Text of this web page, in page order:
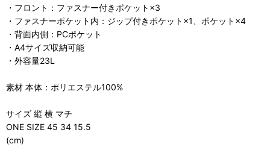
・フロント：ファスナー付きポケット×3
・ファスナーポケット内：ジップ付きポケット×1、ポケット×4
・背面内側：PCポケット
・A4サイズ収納可能
・外容量23L
素材 本体：ポリエステル100%
サイズ 縦 横 マチ
ONE SIZE 45 34 15.5
(cm)